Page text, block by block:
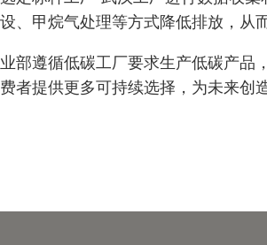
、甲烷气处理等方式降低排放，从
部遵循低碳工厂要求生产低碳产品
者提供更多可持续选择，为未来创